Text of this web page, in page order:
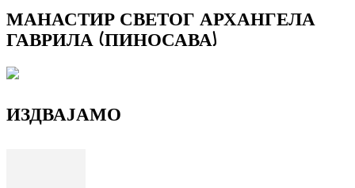
МАНАСТИР СВЕТОГ АРХАНГЕЛА
ГАВРИЛА (ПИНОСАВА)
ИЗДВАЈАМО